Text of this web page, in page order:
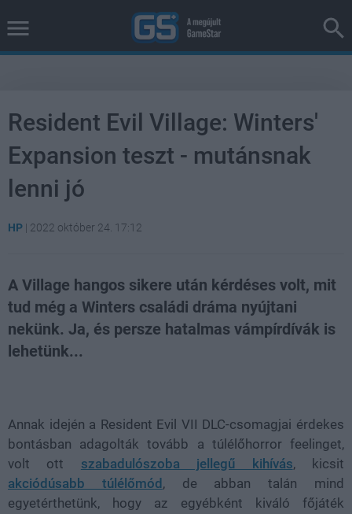
Resident Evil Village: Winters'
Expansion teszt - mutánsnak
lenni jó
HP | 2022 október 24. 17:12
A Village hangos sikere után kérdéses volt, mit
tud még a Winters családi dráma nyújtani
nekünk. Ja, és persze hatalmas vámpírdívák is
lehetünk...
Annak idején a Resident Evil VII DLC-csomagjai érdekes
bontásban adagolták tovább a túlélőhorror feelinget,
volt ott szabadulószoba jellegű kihívás, kicsit
akciódúsabb túlélőmód , de abban talán mind
egyetérthetünk, hogy az egyébként kiváló főjáték